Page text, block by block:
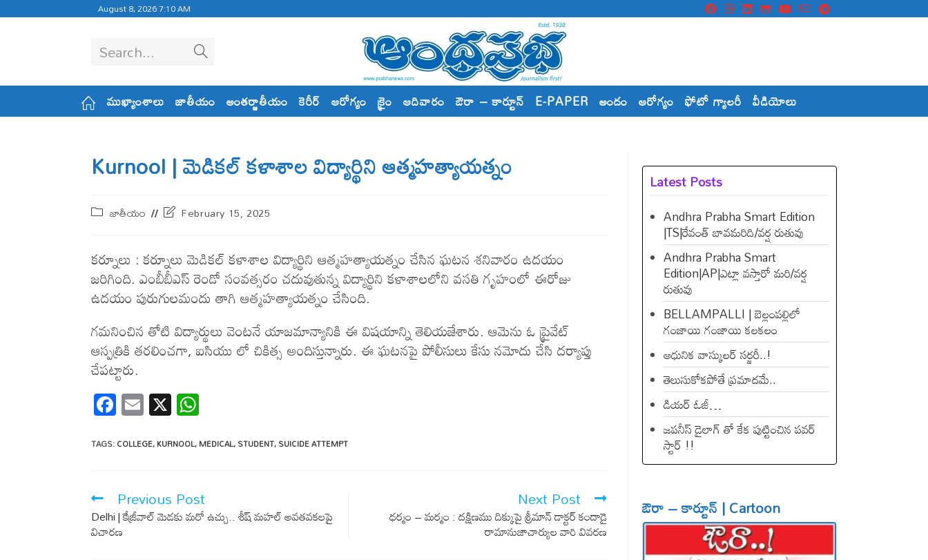
August 8, 2026 7:10 AM
Search...
ముఖ్యాంశాలు జాతీయం అంతర్జాతీయం కెరీర్ ఆరోగ్యం క్రైం ఆదివారం ఔరా – కార్టూన్ E-PAPER అందం ఆరోగ్యం ఫోటో గ్యాలరీ వీడియోలు
Kurnool | మెడికల్‌ కళాశాల విద్యార్థిని ఆత్మహత్యాయత్నం
జాతీయం February 15, 2025
కర్నూలు : కర్నూలు మెడికల్‌ కళాశాల విద్యార్థిని ఆత్మహత్యాయత్నం చేసిన ఘటన శనివారం ఉదయం
జరిగింది. ఎంబీబీఎస్‌ రెండో సంవత్సరం చదువుతున్న విద్యార్థిని కళాశాలలోని వసతి గృహంలో ఈరోజు
ఉదయం పురుగులమందు తాగి ఆత్మహత్యాయత్నం చేసింది.
గమనించిన తోటి విద్యార్థులు వెంటనే యాజమాన్యానికి ఈ విషయాన్ని తెలియజేశారు. ఆమెను ఓ ప్రైవేట్‌
ఆస్పత్రికి తరలించగా, ఐసియు లో చికిత్స అందిస్తున్నారు. ఈ ఘటనపై పోలీసులు కేసు నమోదు చేసి దర్యాప్తు
చేపట్టారు.
F
ac
e
o
o
k
E
m
ail
X
at
A
p
TAGS:COLLEGE,KURNOOL,MEDICAL,STUDENT,SUICIDE ATTEMPT
Previous Post
Delhi | కేజ్రీవాల్ మెడ‌కు మ‌రో ఉచ్చు.. శీష్ మహల్ అవ‌త‌వ‌క‌ల‌పై
విచార‌ణ‌
Next Post
ధర్మం – మర్మం : దక్షిణము దిక్కుపై శ్రీమాన్‌ డాక్టర్‌ కందాడై
రామానుజాచార్యుల వారి వివరణ
Latest Posts
Andhra Prabha Smart Edition
|TS|రేవంత్​ బావమరిది/వర్ష రుతువు
Andhra Prabha Smart
Edition|AP|ఎట్లా వస్తారో మరి/వర్ష
రుతువు
BELLAMPALLI | బెల్లంపల్లిలో
గంజాయి గంజాయి కలకలం
ఆధునిక వాస్కులర్ సర్జరీ..!
తెలుసుకోకపోతే ప్రమాదమే..
డియ‌ర్ ఓజీ…
జపనీస్ డైలాగ్ తో కేక పుట్టించిన ప‌వ‌ర్
స్టార్ !!
ఔరా – కార్టూన్ | Cartoon